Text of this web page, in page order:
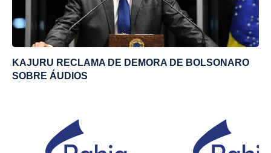
KAJURU RECLAMA DE DEMORA DE BOLSONARO
SOBRE ÁUDIOS